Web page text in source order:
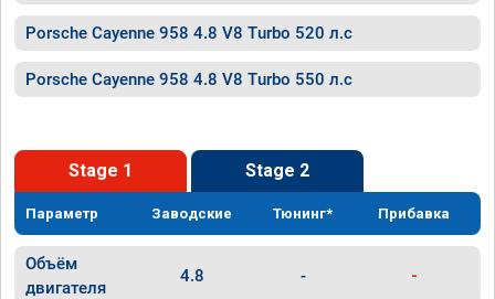
Porsche Cayenne 958 4.8 V8 Turbo 520 л.с
Porsche Cayenne 958 4.8 V8 Turbo 550 л.с
Stage 1 Stage 2
Параметр Заводские Тюнинг* Прибавка
Объём
двигателя
4.8 - -